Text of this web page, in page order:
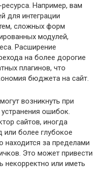
Например, вам
для интеграции
сложных форм
модулей,
Расширение
на более дорогие
плагинов, что
бюджета на сайт.
возникнуть при
ошибок.
сайтов, иногда
или более глубокое
находится за пределами
Это может привести
некорректно или иметь